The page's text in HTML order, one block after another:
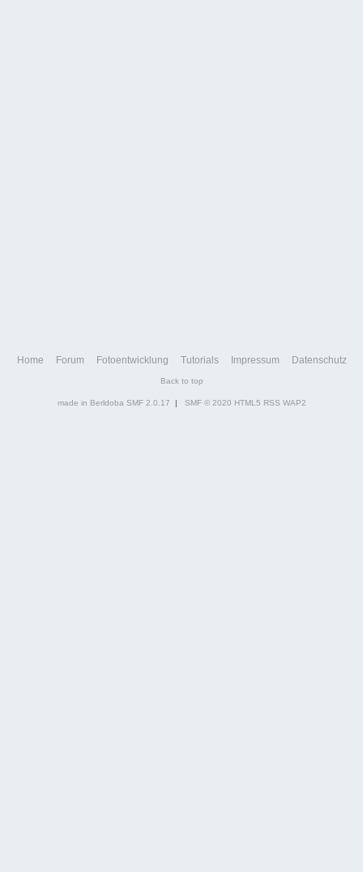
Home Forum Fotoentwicklung Tutorials Impressum Datenschutz
Back to top
made in Berldoba SMF 2.0.17 | SMF © 2020 HTML5 RSS WAP2